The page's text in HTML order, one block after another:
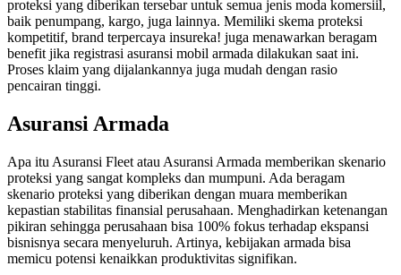
proteksi yang diberikan tersebar untuk semua jenis moda komersiil,
baik penumpang, kargo, juga lainnya. Memiliki skema proteksi
kompetitif, brand terpercaya insureka! juga menawarkan beragam
benefit jika registrasi asuransi mobil armada dilakukan saat ini.
Proses klaim yang dijalankannya juga mudah dengan rasio
pencairan tinggi.
Asuransi Armada
Apa itu Asuransi Fleet atau Asuransi Armada memberikan skenario
proteksi yang sangat kompleks dan mumpuni. Ada beragam
skenario proteksi yang diberikan dengan muara memberikan
kepastian stabilitas finansial perusahaan. Menghadirkan ketenangan
pikiran sehingga perusahaan bisa 100% fokus terhadap ekspansi
bisnisnya secara menyeluruh. Artinya, kebijakan armada bisa
memicu potensi kenaikkan produktivitas signifikan.